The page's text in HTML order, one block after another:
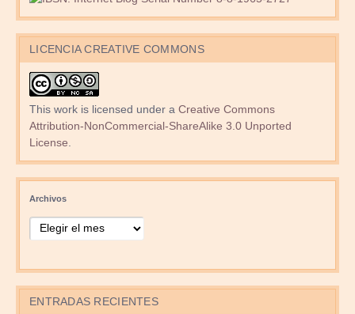
LICENCIA CREATIVE COMMONS
This work is licensed under a Creative Commons
Attribution-NonCommercial-ShareAlike 3.0 Unported
License.
Archivos
ENTRADAS RECIENTES